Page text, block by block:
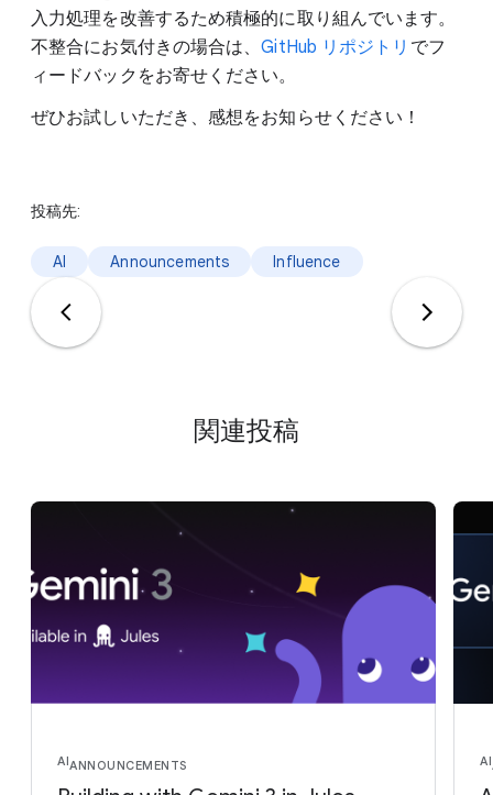
入力処理を改善するため積極的に取り組んでいます。
不整合にお気付きの場合は、GitHub リポジトリ でフ
ィードバックをお寄せください。
ぜひお試しいただき、感想をお知らせください！
投稿先:
AI Announcements Influence
関連投稿
AIANNOUNCEMENTS AI